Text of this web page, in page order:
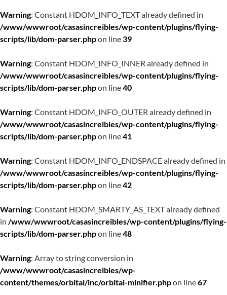
Warning: Constant HDOM_INFO_TEXT already defined in
/www/wwwroot/casasincreibles/wp-content/plugins/flying-
scripts/lib/dom-parser.phpon line39
Warning: Constant HDOM_INFO_INNER already defined in
/www/wwwroot/casasincreibles/wp-content/plugins/flying-
scripts/lib/dom-parser.phpon line40
Warning: Constant HDOM_INFO_OUTER already defined in
/www/wwwroot/casasincreibles/wp-content/plugins/flying-
scripts/lib/dom-parser.phpon line41
Warning: Constant HDOM_INFO_ENDSPACE already defined in
/www/wwwroot/casasincreibles/wp-content/plugins/flying-
scripts/lib/dom-parser.phpon line42
Warning: Constant HDOM_SMARTY_AS_TEXT already defined
in /www/wwwroot/casasincreibles/wp-content/plugins/flying-
scripts/lib/dom-parser.phpon line48
Warning: Array to string conversion in
/www/wwwroot/casasincreibles/wp-
content/themes/orbital/inc/orbital-minifier.phpon line67